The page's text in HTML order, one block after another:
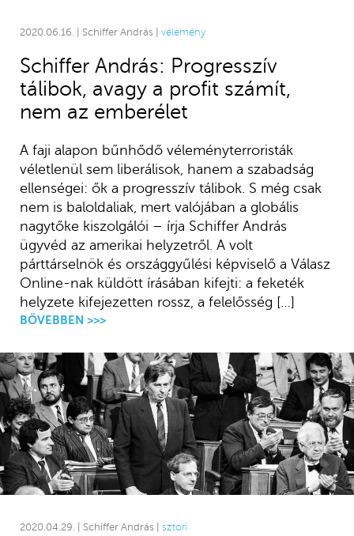
2020.06.16. | Schiffer András | vélemény
Schiffer András: Progresszív
tálibok, avagy a profit számít,
nem az emberélet
A faji alapon bűnhődő véleményterroristák
véletlenül sem liberálisok, hanem a szabadság
ellenségei: ők a progresszív tálibok. S még csak
nem is baloldaliak, mert valójában a globális
nagytőke kiszolgálói – írja Schiffer András
ügyvéd az amerikai helyzetről. A volt
párttárselnök és országgyűlési képviselő a Válasz
Online-nak küldött írásában kifejti: a feketék
helyzete kifejezetten rossz, a felelősség […]
BŐVEBBEN >>>
2020.04.29. | Schiffer András | sztori